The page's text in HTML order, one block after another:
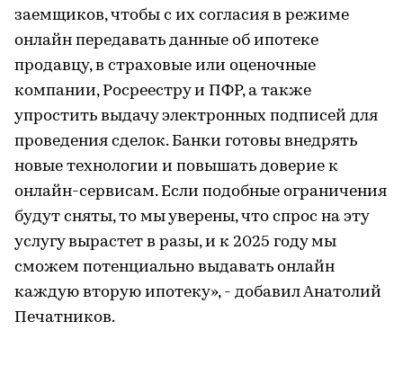
заемщиков, чтобы с их согласия в режиме
онлайн передавать данные об ипотеке
продавцу, в страховые или оценочные
компании, Росреестру и ПФР, а также
упростить выдачу электронных подписей для
проведения сделок. Банки готовы внедрять
новые технологии и повышать доверие к
онлайн-сервисам. Если подобные ограничения
будут сняты, то мы уверены, что спрос на эту
услугу вырастет в разы, и к 2025 году мы
сможем потенциально выдавать онлайн
каждую вторую ипотеку», - добавил Анатолий
Печатников.